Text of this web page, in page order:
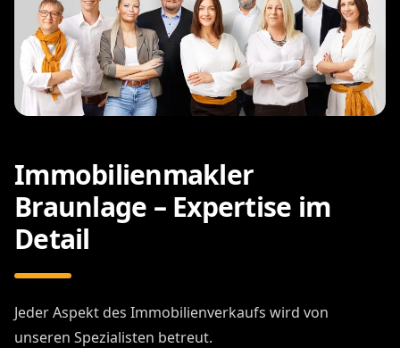
Immobilienmakler
Braunlage – Expertise im
Detail
Jeder Aspekt des Immobilienverkaufs wird von
unseren Spezialisten betreut.